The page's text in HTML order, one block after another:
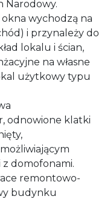
Narodowy.
okna wychodzą na
i przynależy do
lokalu i ścian,
na własne
użytkowy typu
odnowione klatki
domofonami.
remontowo-
budynku